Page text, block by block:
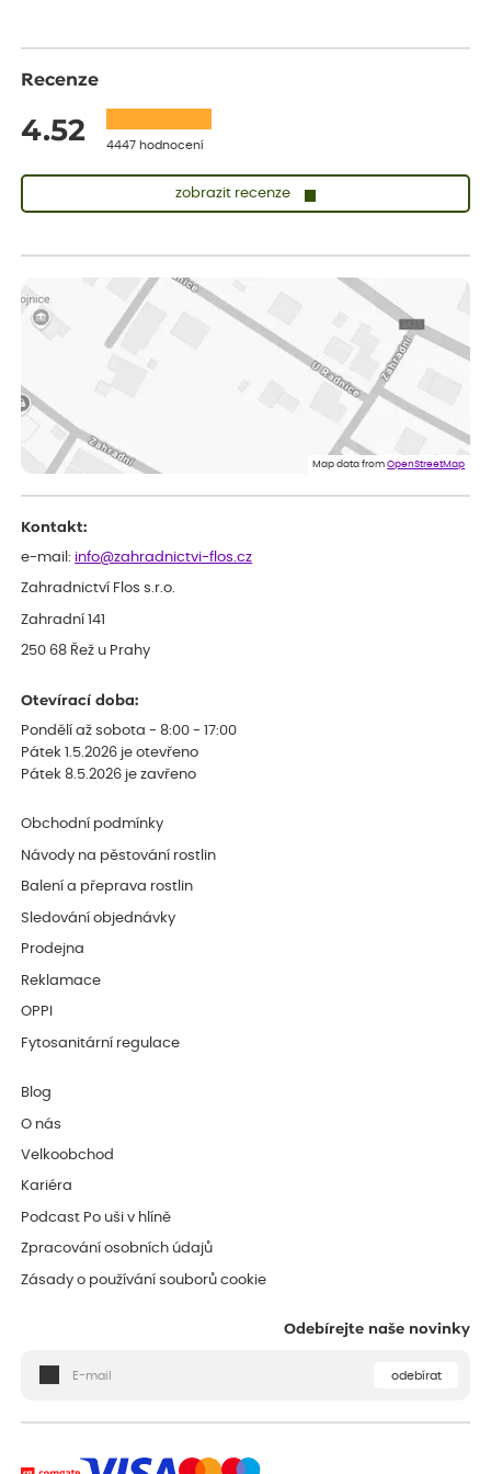
Recenze
4.52 4447 hodnocení
zobrazit recenze
vše v naprostém pořádku
ověřený nákup dnes
Jana
Flos je nejlepší &#129321;
Map data fromOpenStreetMap
Kontakt:
e-mail: info@zahradnictvi-flos.cz
Zahradnictví Flos s.r.o.
Zahradní 141
250 68 Řež u Prahy
Otevírací doba:
Pondělí až sobota - 8:00 - 17:00
Pátek 1.5.2026 je otevřeno
Pátek 8.5.2026 je zavřeno
Obchodní podmínky
Návody na pěstování rostlin
Balení a přeprava rostlin
Sledování objednávky
Prodejna
Reklamace
OPPI
Fytosanitární regulace
Blog
O nás
Velkoobchod
Kariéra
Podcast Po uši v hlíně
Zpracování osobních údajů
Zásady o používání souborů cookie
Odebírejte naše novinky
odebírat